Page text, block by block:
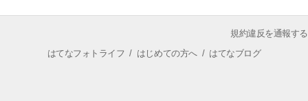
規約違反を通報する
はてなフォトライフ / はじめての方へ/ はてなブログ